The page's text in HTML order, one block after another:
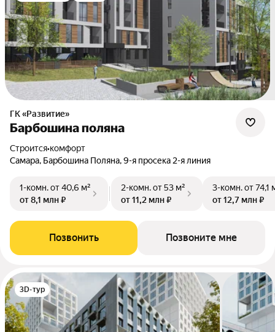
ГК «Развитие»
Барбошина поляна
Строится•комфорт
Самара, Барбошина Поляна, 9-я просека 2-я линия
1-комн.от 40,6 м²
от 8,1 млн ₽
2-комн.от 53 м²
от 11,2 млн ₽
3-комн.от 74,1
от 12,7 млн ₽
Позвонить Позвоните мне
3D-тур